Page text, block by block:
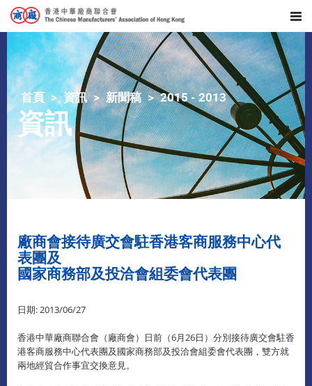
首頁 資訊 新聞稿 2015 - 2013
資訊
廠商會接待廣交會駐香港客商服務中心代
表團及
國家商務部及投洽會組委會代表團
日期: 2013/06/27
香港中華廠商聯合會（廠商會）日前（6月26日）分別接待廣交會駐香
港客商服務中心代表團及國家商務部及投洽會組委會代表團，雙方就
兩地經貿合作事宜交換意見。